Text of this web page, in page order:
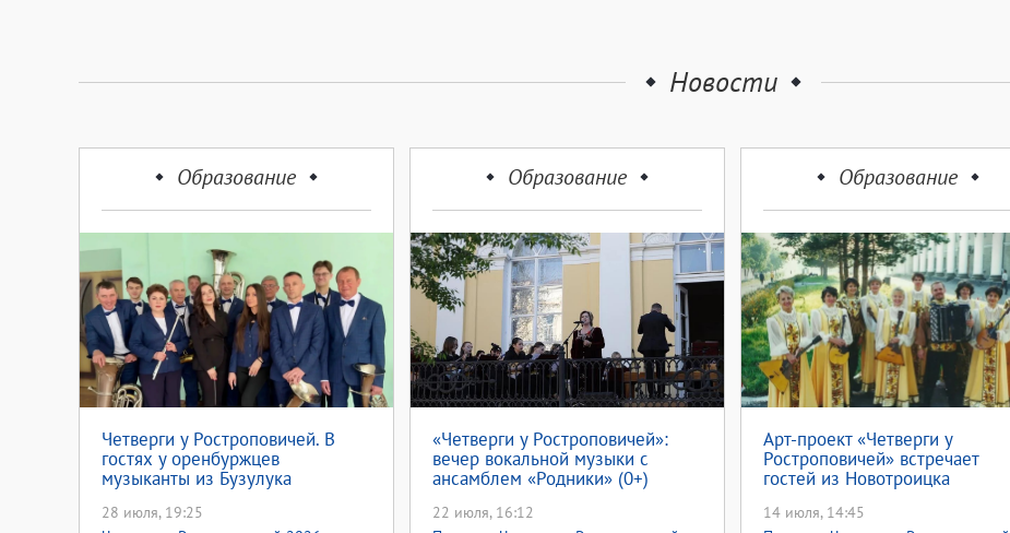
Новости
Образование
Четверги у Ростроповичей. В
гостях у оренбуржцев
музыканты из Бузулука
28 июля, 19:25
Образование
«Четверги у Ростроповичей»:
вечер вокальной музыки с
ансамблем «Родники» (0+)
22 июля, 16:12
Образование
Арт-проект «Четверги у
Ростроповичей» встречает
гостей из Новотроицка
14 июля, 14:45